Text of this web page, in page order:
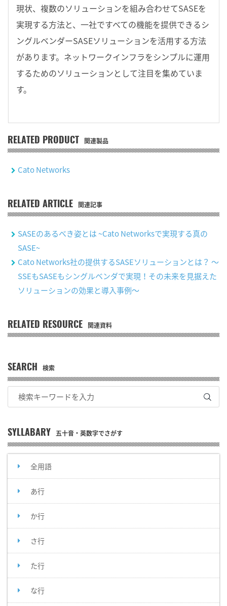
SEARCH 検索
SYLLABARY 五十音・英数字でさがす
全用語
あ行
か行
さ行
た行
な行
現状、複数のソリューションを組み合わせてSASEを
実現する方法と、一社ですべての機能を提供できるシ
ングルベンダーSASEソリューションを活用する方法
があります。ネットワークインフラをシンプルに運用
するためのソリューションとして注目を集めていま
す。
RELATED PRODUCT 関連製品
Cato Networks
RELATED ARTICLE 関連記事
SASEのあるべき姿とは ~Cato Networksで実現する真の
SASE~
Cato Networks社の提供するSASEソリューションとは？ ～
SSEもSASEもシングルベンダで実現！その未来を見据えた
ソリューションの効果と導入事例～
RELATED RESOURCE 関連資料